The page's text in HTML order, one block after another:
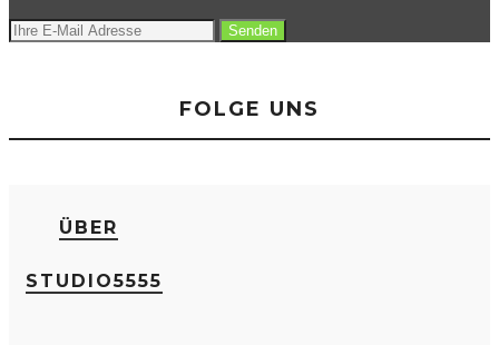
FOLGE UNS
ÜBER
STUDIO5555